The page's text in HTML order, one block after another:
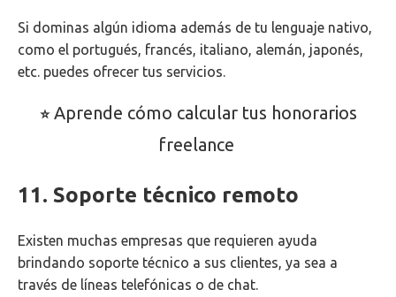
Si dominas algún idioma además de tu lenguaje nativo,
como el portugués, francés, italiano, alemán, japonés,
etc. puedes ofrecer tus servicios.
⭐Aprende cómo calcular tus honorarios
freelance
11. Soporte técnico remoto
Existen muchas empresas que requieren ayuda
brindando soporte técnico a sus clientes, ya sea a
través de líneas telefónicas o de chat.